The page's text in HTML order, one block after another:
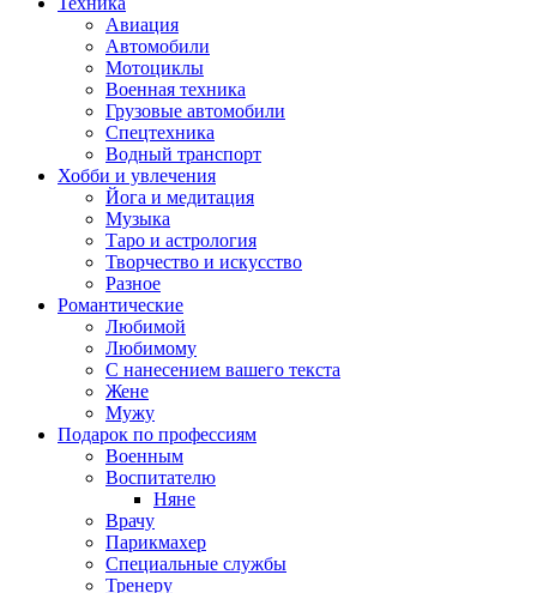
Авиация
Автомобили
Мотоциклы
Военная техника
Грузовые автомобили
Спецтехника
Водный транспорт
Хобби и увлечения
Йога и медитация
Музыка
Таро и астрология
Творчество и искусство
Разное
Романтические
Любимой
Любимому
С нанесением вашего текста
Жене
Мужу
Подарок по профессиям
Военным
Воспитателю
Няне
Врачу
Парикмахер
Специальные службы
Тренеру